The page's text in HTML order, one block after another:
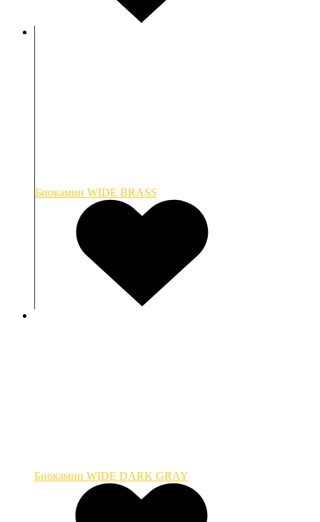
Биокамин WIDE BRASS
Биокамин WIDE DARK GRAY